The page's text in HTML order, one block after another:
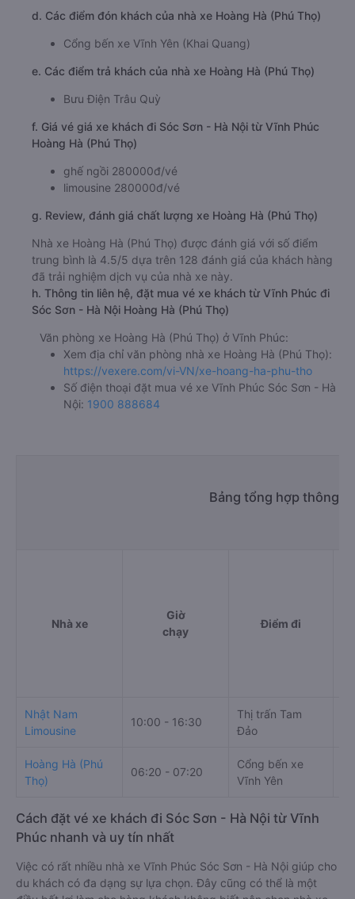
d. Các điểm đón khách của nhà xe Hoàng Hà (Phú Thọ)
Cổng bến xe Vĩnh Yên (Khai Quang)
e. Các điểm trả khách của nhà xe Hoàng Hà (Phú Thọ)
Bưu Điện Trâu Quỳ
f. Giá vé giá xe khách đi Sóc Sơn - Hà Nội từ Vĩnh Phúc
Hoàng Hà (Phú Thọ)
ghế ngồi 280000đ/vé
limousine 280000đ/vé
g. Review, đánh giá chất lượng xe Hoàng Hà (Phú Thọ)
Nhà xe Hoàng Hà (Phú Thọ) được đánh giá với số điểm
trung bình là 4.5/5 dựa trên 128 đánh giá của khách hàng
đã trải nghiệm dịch vụ của nhà xe này.
h. Thông tin liên hệ, đặt mua vé xe khách từ Vĩnh Phúc đi
Sóc Sơn - Hà Nội Hoàng Hà (Phú Thọ)
Văn phòng xe Hoàng Hà (Phú Thọ) ở Vĩnh Phúc:
Xem địa chỉ văn phòng nhà xe Hoàng Hà (Phú Thọ):
https://vexere.com/vi-VN/xe-hoang-ha-phu-tho
Số điện thoại đặt mua vé xe Vĩnh Phúc Sóc Sơn - Hà
Nội: 1900 888684
Bảng tổng hợp thông
Nhà xe
Giờ
chạy
Điểm đi
Nhật Nam
Limousine
10:00 - 16:30
Thị trấn Tam
Đảo
Hoàng Hà (Phú
Thọ)
06:20 - 07:20
Cổng bến xe
Vĩnh Yên
Cách đặt vé xe khách đi Sóc Sơn - Hà Nội từ Vĩnh
Phúc nhanh và uy tín nhất
Việc có rất nhiều nhà xe Vĩnh Phúc Sóc Sơn - Hà Nội giúp cho
du khách có đa dạng sự lựa chọn. Đây cũng có thể là một